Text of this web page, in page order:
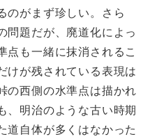
のがまず珍しい。さら
問題だが、廃道化によっ
点も一緒に抹消されるこ
けが残されている表現は
の西側の水準点は描かれ
、明治のような古い時期
道自体が多くはなかった